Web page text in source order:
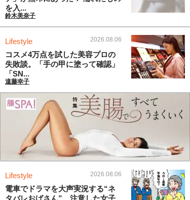
を入...
鈴木美奈子
Lifestyle 2026.08.06
コスメ4万点を試した美容プロの
失敗談。「手の甲に塗って確認」
「SN...
遠藤幸子
Lifestyle 2026.08.06
電車でドラマを大声実況する“ネ